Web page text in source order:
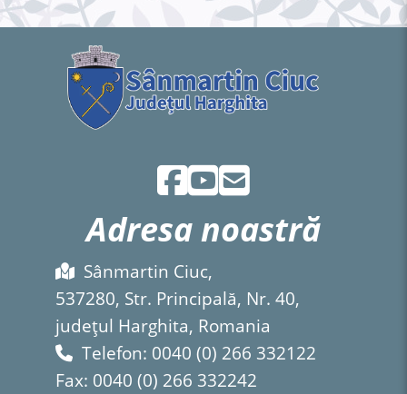
Adresa noastră
Sânmartin Ciuc,
537280, Str. Principală, Nr. 40,
județul Harghita, Romania
Telefon: 0040 (0) 266 332122
Fax: 0040 (0) 266 332242